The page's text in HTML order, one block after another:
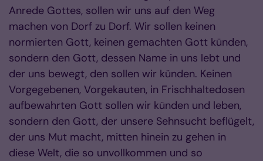
Anrede Gottes, sollen wir uns auf den Weg
machen von Dorf zu Dorf. Wir sollen keinen
normierten Gott, keinen gemachten Gott künden,
sondern den Gott, dessen Name in uns lebt und
der uns bewegt, den sollen wir künden. Keinen
Vorgegebenen, Vorgekauten, in Frischhaltedosen
aufbewahrten Gott sollen wir künden und leben,
sondern den Gott, der unsere Sehnsucht beflügelt,
der uns Mut macht, mitten hinein zu gehen in
diese Welt, die so unvollkommen und so